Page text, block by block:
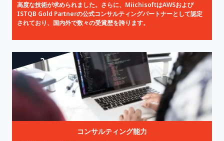
高度な技術が求められました。さらに、MiichisoftはAWSおよび
ISTQB Gold Partnerの公式コンサルティングパートナーとして認定
されており、国内外で数々の受賞歴を誇ります。
2
コンサルティング能力